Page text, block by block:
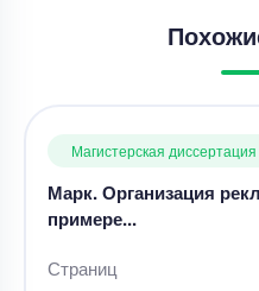
Магистерская диссертация
Марк. Организация
примере...
Страниц